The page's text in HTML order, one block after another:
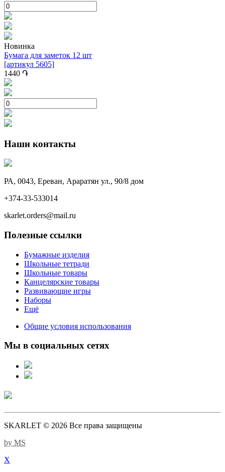
Новинка
Бумага для заметок 12 шт
[артикул 5605]
1440 ֏
Наши контакты
РА, 0043, Ереван, Араратян ул., 90/8 дом
+374-33-533014‬
skarlet.orders@mail.ru
Полезные ссылки
Бумажные изделия
Школьные тетради
Школьные товары
Канцелярские товары
Развивающие игры
Наборы
Eщё
Общие условия использования
Мы в социальных сетях
SKARLET © 2026 Все права защищены
by MS
X